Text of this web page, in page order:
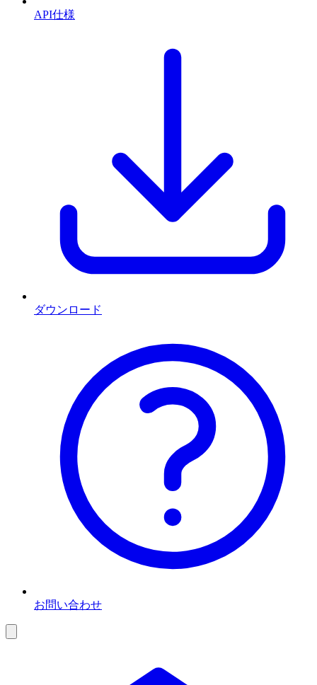
API仕様
ダウンロード
お問い合わせ